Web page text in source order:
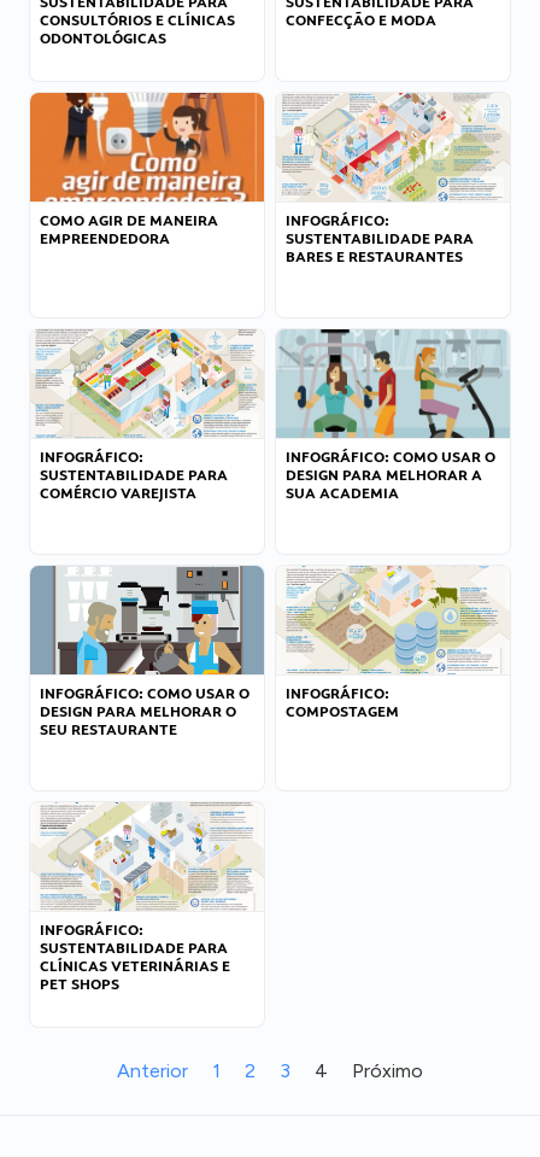
CONSULTÓRIOS E CLÍNICAS
ODONTOLÓGICAS
CONFECÇÃO E MODA
COMO AGIR DE MANEIRA
EMPREENDEDORA
INFOGRÁFICO:
SUSTENTABILIDADE PARA
BARES E RESTAURANTES
INFOGRÁFICO:
SUSTENTABILIDADE PARA
COMÉRCIO VAREJISTA
INFOGRÁFICO: COMO USAR O
DESIGN PARA MELHORAR A
SUA ACADEMIA
INFOGRÁFICO: COMO USAR O
DESIGN PARA MELHORAR O
SEU RESTAURANTE
INFOGRÁFICO:
COMPOSTAGEM
INFOGRÁFICO:
SUSTENTABILIDADE PARA
CLÍNICAS VETERINÁRIAS E
PET SHOPS
Anterior 1 2 3 4 Próximo